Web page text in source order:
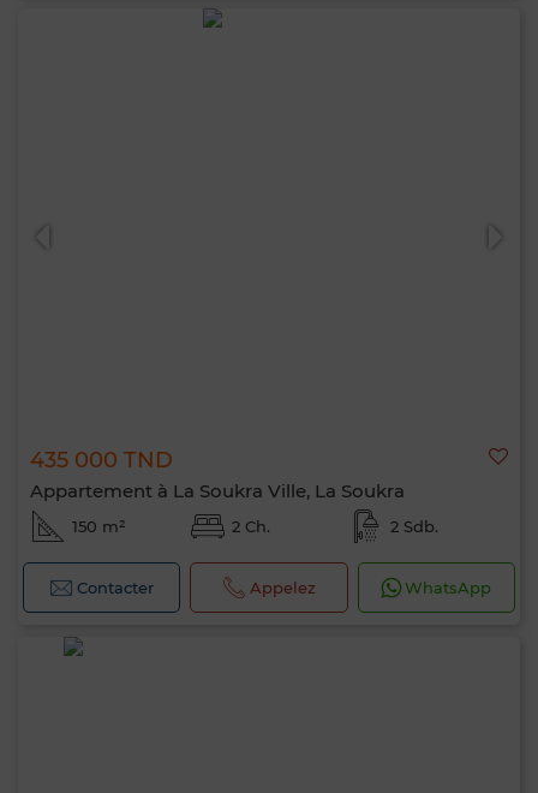
435 000 TND
Appartement à La Soukra Ville, La Soukra
150 m² 2 Ch. 2 Sdb.
Contacter Appelez WhatsApp